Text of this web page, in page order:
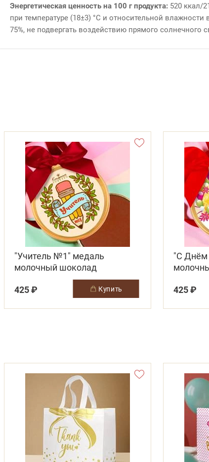
Энергетическая ценность на 100 г продукта: 520 ккал/
при температуре (18±3) °С и относительной влажности
75%, не подвергать воздействию прямого солнечного
"Учитель №1" медаль
молочный шоколад
425 ₽
купить
"С Днём
425 ₽